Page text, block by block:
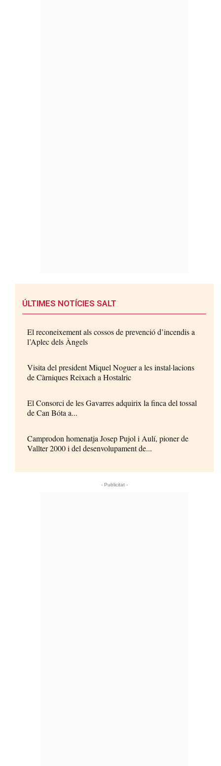
ÚLTIMES NOTÍCIES SALT
El reconeixement als cossos de prevenció d’incendis a
l’Aplec dels Àngels
Visita del president Miquel Noguer a les instal·lacions
de Càrniques Reixach a Hostalric
El Consorci de les Gavarres adquirix la finca del tossal
de Can Bóta a...
Camprodon homenatja Josep Pujol i Aulí, pioner de
Vallter 2000 i del desenvolupament de...
- Publicitat -